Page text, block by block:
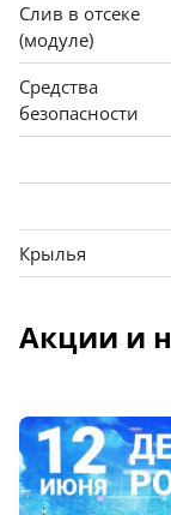
Слив в отсеке
(модуле)
Средства
безопасности
Крылья
Акции и